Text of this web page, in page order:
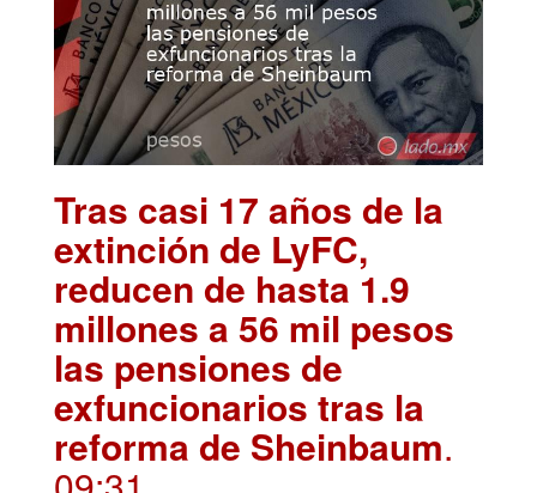
Tras casi 17 años de la
extinción de LyFC,
reducen de hasta 1.9
millones a 56 mil pesos
las pensiones de
exfuncionarios tras la
reforma de Sheinbaum.